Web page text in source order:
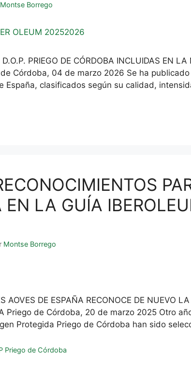
Montse Borrego
PRIEGO DE CÓRDOBA INCLUIDAS EN
de Córdoba, 04 de marzo 2026 Se ha
España, clasificados según su calidad,
EN LA GUÍA
Montse Borrego
AOVES DE ESPAÑA RECONOCE DE NUEVO
Priego de Córdoba, 20 de marzo 2025 Otro
Protegida Priego de Córdoba han sido
Priego de Córdoba